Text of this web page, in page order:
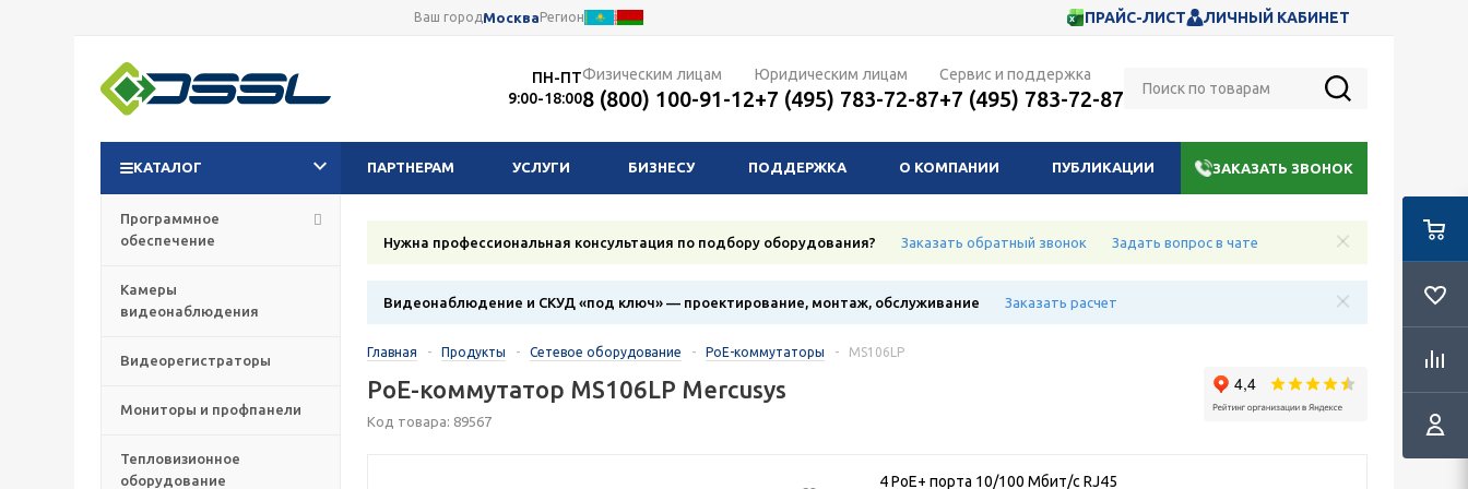
Ваш городМоскваРегион ПРАЙС-ЛИСТ ЛИЧНЫЙ КАБИНЕТ
ПН-ПТ
9:00-18:00
Физическим лицам
8 (800) 100-91-12
Юридическим лицам
+7 (495) 783-72-87
Сервис и поддержка
+7 (495) 783-72-87
КАТАЛОГ ПАРТНЕРАМ УСЛУГИ БИЗНЕСУ ПОДДЕРЖКА О КОМПАНИИ ПУБЛИКАЦИИ ЗАКАЗАТЬ ЗВОНОК
Программное
обеспечение
Камеры
видеонаблюдения
Видеорегистраторы
Мониторы и профпанели
Тепловизионное
оборудование
Нужна профессиональная консультация по подбору оборудования? Заказать обратный звонок Задать вопрос в чате
Видеонаблюдение и СКУД «под ключ» — проектирование, монтаж, обслуживание Заказать расчет
Главная - Продукты - Сетевое оборудование - PoE-коммутаторы - MS106LP
PoE-коммутатор MS106LP Mercusys
Код товара: 89567
4 PoE+ порта 10/100 Мбит/с RJ45